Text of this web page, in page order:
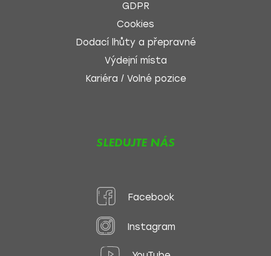
GDPR
Cookies
Dodací lhůty a přepravné
Výdejní místa
Kariéra / Volné pozice
SLEDUJTE NÁS
Facebook
Instagram